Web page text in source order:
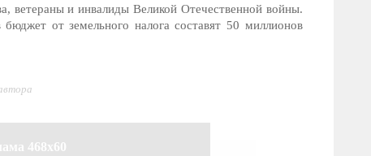
ветераны и инвалиды Великой Отечественной войны.
от земельного налога составят 50 миллионов
468x60